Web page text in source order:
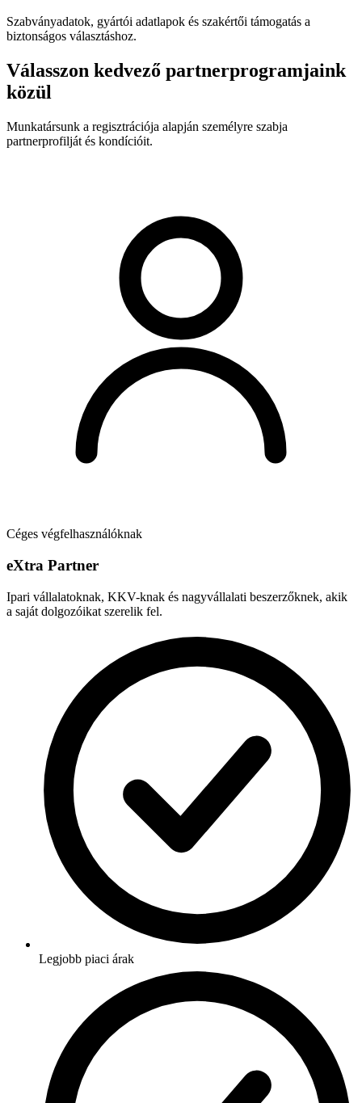
Szabványadatok, gyártói adatlapok és szakértői támogatás a
biztonságos választáshoz.
Válasszon kedvező partnerprogramjaink
közül
Munkatársunk a regisztrációja alapján személyre szabja
partnerprofilját és kondícióit.
Céges végfelhasználóknak
eXtra Partner
Ipari vállalatoknak, KKV-knak és nagyvállalati beszerzőknek, akik
a saját dolgozóikat szerelik fel.
Legjobb piaci árak